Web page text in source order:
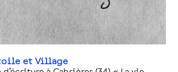
et Village